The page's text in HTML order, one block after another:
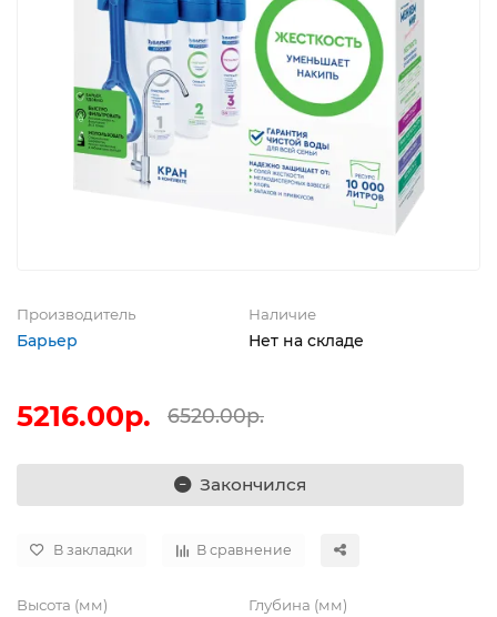
Производитель
Барьер
Наличие
Нет на складе
5216.00р. 6520.00р.
Закончился
В закладки В сравнение
Высота (мм) Глубина (мм)